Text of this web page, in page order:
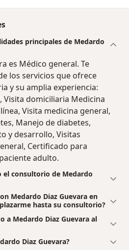
principales de Medardo
es Médico general. Te
los servicios que ofrece
y su amplia experiencia:
Visita domiciliaria Medicina
Visita medicina general,
Manejo de diabetes,
y desarrollo, Visitas
Certificado para
adulto.
el consultorio de Medardo
Medardo Diaz Guevara en
hasta su consultorio?
a Medardo Diaz Guevara al
Diaz Guevara?